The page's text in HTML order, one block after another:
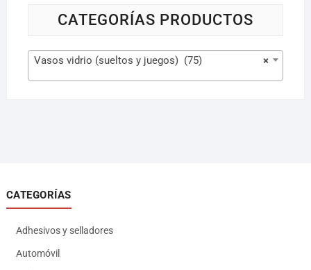
CATEGORÍAS PRODUCTOS
×
Vasos vidrio (sueltos y juegos) (75)
CATEGORÍAS
Adhesivos y selladores
Automóvil